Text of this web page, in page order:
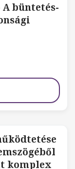
büntetés-
komplex